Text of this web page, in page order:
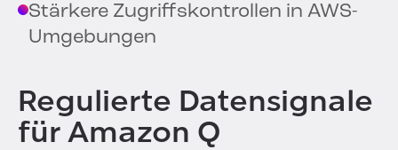
Stärkere Zugriffskontrollen in AWS-
Umgebungen
Regulierte Datensignale
für Amazon Q